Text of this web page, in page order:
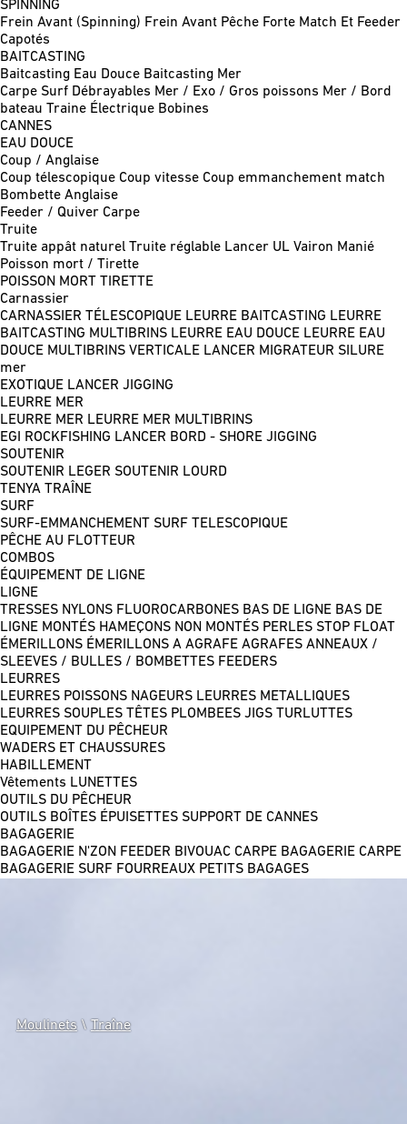
SPINNING
Frein Avant (Spinning) Frein Avant Pêche Forte Match Et Feeder
Capotés
BAITCASTING
Baitcasting Eau Douce Baitcasting Mer
Carpe Surf Débrayables Mer / Exo / Gros poissons Mer / Bord
bateau Traine Électrique Bobines
CANNES
EAU DOUCE
Coup / Anglaise
Coup télescopique Coup vitesse Coup emmanchement match
Bombette Anglaise
Feeder / Quiver Carpe
Truite
Truite appât naturel Truite réglable Lancer UL Vairon Manié
Poisson mort / Tirette
POISSON MORT TIRETTE
Carnassier
CARNASSIER TÉLESCOPIQUE LEURRE BAITCASTING LEURRE
BAITCASTING MULTIBRINS LEURRE EAU DOUCE LEURRE EAU
DOUCE MULTIBRINS VERTICALE LANCER MIGRATEUR SILURE
mer
EXOTIQUE LANCER JIGGING
LEURRE MER
LEURRE MER LEURRE MER MULTIBRINS
EGI
ROCKFISHING LANCER BORD - SHORE JIGGING
SOUTENIR
SOUTENIR LEGER SOUTENIR LOURD
TENYA TRAÎNE
SURF
SURF-EMMANCHEMENT SURF TELESCOPIQUE
PÊCHE AU FLOTTEUR
COMBOS
ÉQUIPEMENT DE LIGNE
LIGNE
TRESSES NYLONS FLUOROCARBONES BAS DE LIGNE BAS DE
LIGNE MONTÉS HAMEÇONS NON MONTÉS PERLES STOP FLOAT
ÉMERILLONS ÉMERILLONS A AGRAFE AGRAFES ANNEAUX /
SLEEVES / BULLES / BOMBETTES FEEDERS
LEURRES
LEURRES POISSONS NAGEURS LEURRES METALLIQUES
LEURRES SOUPLES TÊTES PLOMBEES JIGS TURLUTTES
EQUIPEMENT DU PÊCHEUR
WADERS ET CHAUSSURES
HABILLEMENT
Vêtements LUNETTES
OUTILS DU PÊCHEUR
OUTILS BOÎTES ÉPUISETTES SUPPORT DE CANNES
BAGAGERIE
BAGAGERIE N'ZON FEEDER BIVOUAC CARPE BAGAGERIE CARPE
BAGAGERIE SURF FOURREAUX PETITS BAGAGES
Moulinets\ Traîne